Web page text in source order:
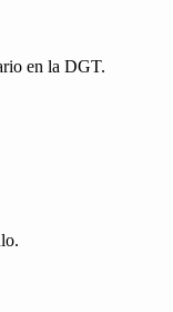
en la DGT.